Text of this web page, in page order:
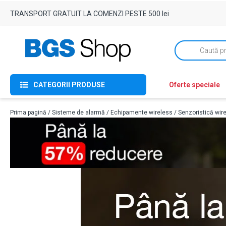
TRANSPORT GRATUIT LA COMENZI PESTE 500 lei
Products
search
CATEGORII PRODUSE Oferte speciale
Prima pagină / Sisteme de alarmă / Echipamente wireless / Senzoristică